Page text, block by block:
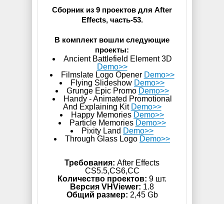
Сборник из 9 проектов для After
Effects, часть-53.
В комплект вошли следующие
проекты:
Ancient Battlefield Element 3D
Demo>>
Filmslate Logo Opener Demo>>
Flying Slideshow Demo>>
Grunge Epic Promo Demo>>
Handy - Animated Promotional
And Explaining Kit Demo>>
Happy Memories Demo>>
Particle Memories Demo>>
Pixity Land Demo>>
Through Glass Logo Demo>>
Требования: After Effects
CS5.5,CS6,СС
Количество проектов: 9 шт.
Версия VHViewer: 1.8
Общий размер: 2,45 Gb